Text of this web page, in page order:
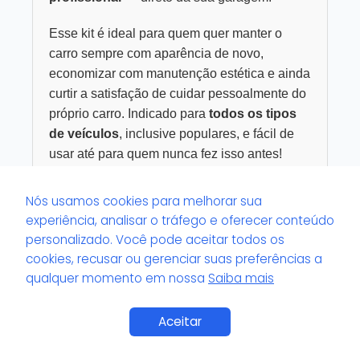
Esse kit é ideal para quem quer manter o
carro sempre com aparência de novo,
economizar com manutenção estética e ainda
curtir a satisfação de cuidar pessoalmente do
próprio carro. Indicado para todos os tipos
de veículos, inclusive populares, e fácil de
usar até para quem nunca fez isso antes!
com qualidade profissional— clique no
botão abaixo e descubra o kit mais bem
avaliado pelos apaixonados por carro:
Ver produto na Amazon
Compra segura e entrega rápida com a garantia
da Amazon Brasil.
Nós usamos cookies para melhorar sua
experiência, analisar o tráfego e oferecer conteúdo
personalizado. Você pode aceitar todos os
cookies, recusar ou gerenciar suas preferências a
qualquer momento em nossa Saiba mais
Aceitar